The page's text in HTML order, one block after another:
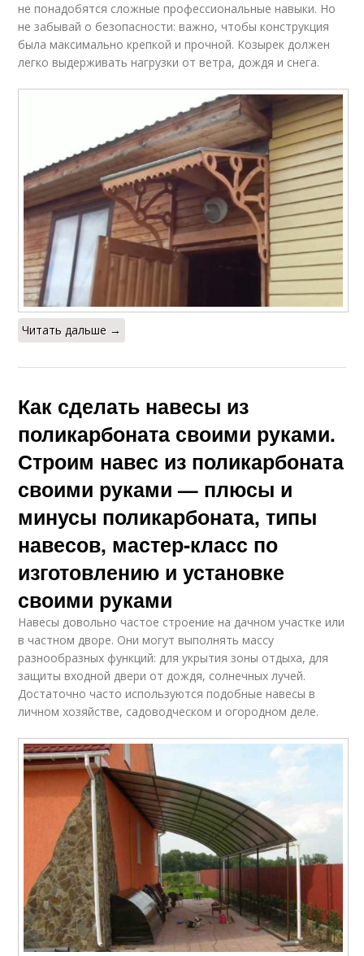
не понадобятся сложные профессиональные навыки. Но
не забывай о безопасности: важно, чтобы конструкция
была максимально крепкой и прочной. Козырек должен
легко выдерживать нагрузки от ветра, дождя и снега.
Читать дальше →
Как сделать навесы из
поликарбоната своими руками.
Строим навес из поликарбоната
своими руками — плюсы и
минусы поликарбоната, типы
навесов, мастер-класс по
изготовлению и установке
своими руками
Навесы довольно частое строение на дачном участке или
в частном дворе. Они могут выполнять массу
разнообразных функций: для укрытия зоны отдыха, для
защиты входной двери от дождя, солнечных лучей.
Достаточно часто используются подобные навесы в
личном хозяйстве, садоводческом и огородном деле.